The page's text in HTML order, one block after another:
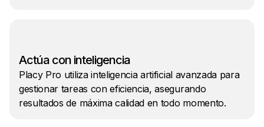
Actúa con inteligencia
Placy Pro utiliza inteligencia artificial avanzada para
gestionar tareas con eficiencia, asegurando
resultados de máxima calidad en todo momento.